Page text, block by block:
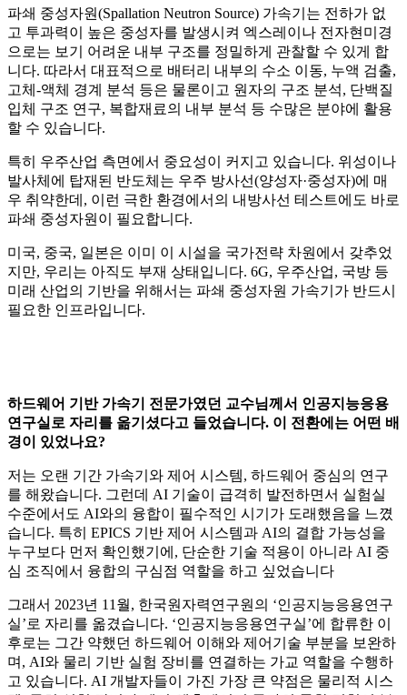
파쇄 중성자원(Spallation Neutron Source) 가속기는 전하가 없
고 투과력이 높은 중성자를 발생시켜 엑스레이나 전자현미경
으로는 보기 어려운 내부 구조를 정밀하게 관찰할 수 있게 합
니다. 따라서 대표적으로 배터리 내부의 수소 이동, 누액 검출,
고체-액체 경계 분석 등은 물론이고 원자의 구조 분석, 단백질
입체 구조 연구, 복합재료의 내부 분석 등 수많은 분야에 활용
할 수 있습니다.
특히 우주산업 측면에서 중요성이 커지고 있습니다. 위성이나
발사체에 탑재된 반도체는 우주 방사선(양성자·중성자)에 매
우 취약한데, 이런 극한 환경에서의 내방사선 테스트에도 바로
파쇄 중성자원이 필요합니다.
미국, 중국, 일본은 이미 이 시설을 국가전략 차원에서 갖추었
지만, 우리는 아직도 부재 상태입니다. 6G, 우주산업, 국방 등
미래 산업의 기반을 위해서는 파쇄 중성자원 가속기가 반드시
필요한 인프라입니다.
하드웨어 기반 가속기 전문가였던 교수님께서 인공지능응용
연구실로 자리를 옮기셨다고 들었습니다. 이 전환에는 어떤 배
경이 있었나요?
저는 오랜 기간 가속기와 제어 시스템, 하드웨어 중심의 연구
를 해왔습니다. 그런데 AI 기술이 급격히 발전하면서 실험실
수준에서도 AI와의 융합이 필수적인 시기가 도래했음을 느꼈
습니다. 특히 EPICS 기반 제어 시스템과 AI의 결합 가능성을
누구보다 먼저 확인했기에, 단순한 기술 적용이 아니라 AI 중
심 조직에서 융합의 구심점 역할을 하고 싶었습니다
그래서 2023년 11월, 한국원자력연구원의 ‘인공지능응용연구
실’로 자리를 옮겼습니다. ‘인공지능응용연구실’에 합류한 이
후로는 그간 약했던 하드웨어 이해와 제어기술 부분을 보완하
며, AI와 물리 기반 실험 장비를 연결하는 가교 역할을 수행하
고 있습니다. AI 개발자들이 가진 가장 큰 약점은 물리적 시스